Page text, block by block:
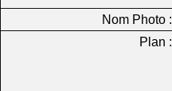
Nom Photo :
Plan :